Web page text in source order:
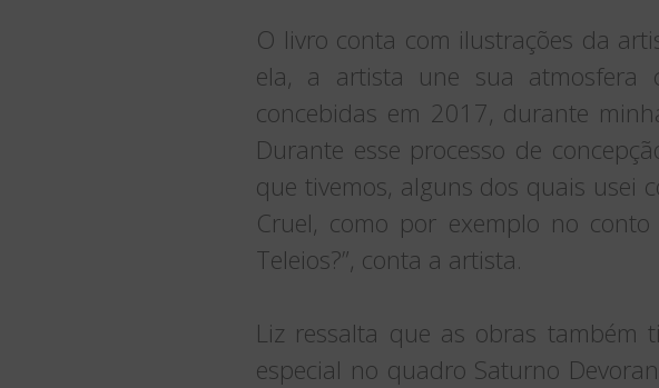
O livro conta com ilustrações da
ela, a artista une sua atmosfera
concebidas em 2017, durante
Durante esse processo de
que tivemos, alguns dos quais usei
Cruel, como por exemplo no
Teleios?”, conta a artista.
Liz ressalta que as obras também
especial no quadro Saturno